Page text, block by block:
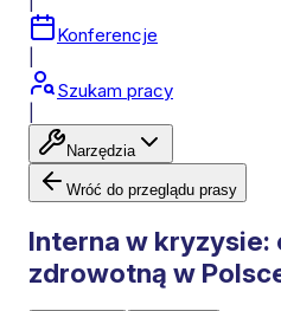
Konferencje
Szukam pracy
Narzędzia
Wróć do przeglądu prasy
Interna w kryzysie:
zdrowotną w